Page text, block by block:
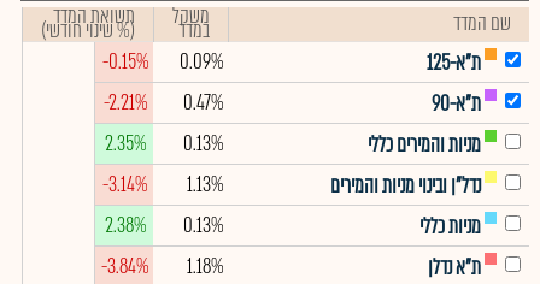
שם המדד משקל
במדד תשואת המדד
(% שינוי חודשי)
ת"א-125
0.09%
-0.15%
ת"א-90
0.47%
-2.21%
מניות והמירים כללי
0.13%
2.35%
נדל"ן ובינוי מניות והמירים
1.13%
-3.14%
מניות כללי
0.13%
2.38%
ת"א נדלן
1.18%
-3.84%